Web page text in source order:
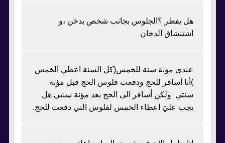
هل يفطر ؟الجلوس بجانب شخص يدخن ،و
اشتنشاق الدخان
عندي مؤنة سنة للخمس(كل السنة اعطي الخمس
)أنا أسافر للحج ودفعت فلوس الحج قبل مؤنة
سنتي ولكن أسافر الى الحج بعد مؤنة سنتي هل
يجب عليَ اعطاء الخمس لفلوس التي دفعت للحج.